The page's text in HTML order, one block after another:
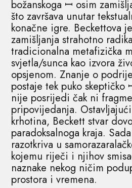
božanskoga ꟷ osim
što završava unutar
konačne igre. Beckettova
zamišljanja strahotno
tradicionalna metafizička
svjetla/sunca kao izvora
opsjenom. Znanje o
postaje tek puko skeptičko
nije posrijedi čak ni
pripovijedanja.
krhotina, Beckett stvar
paradoksalnoga kraja.
razotkriva u
kojemu riječi i njihov
naznake nekog ničim
prostora i vremena.